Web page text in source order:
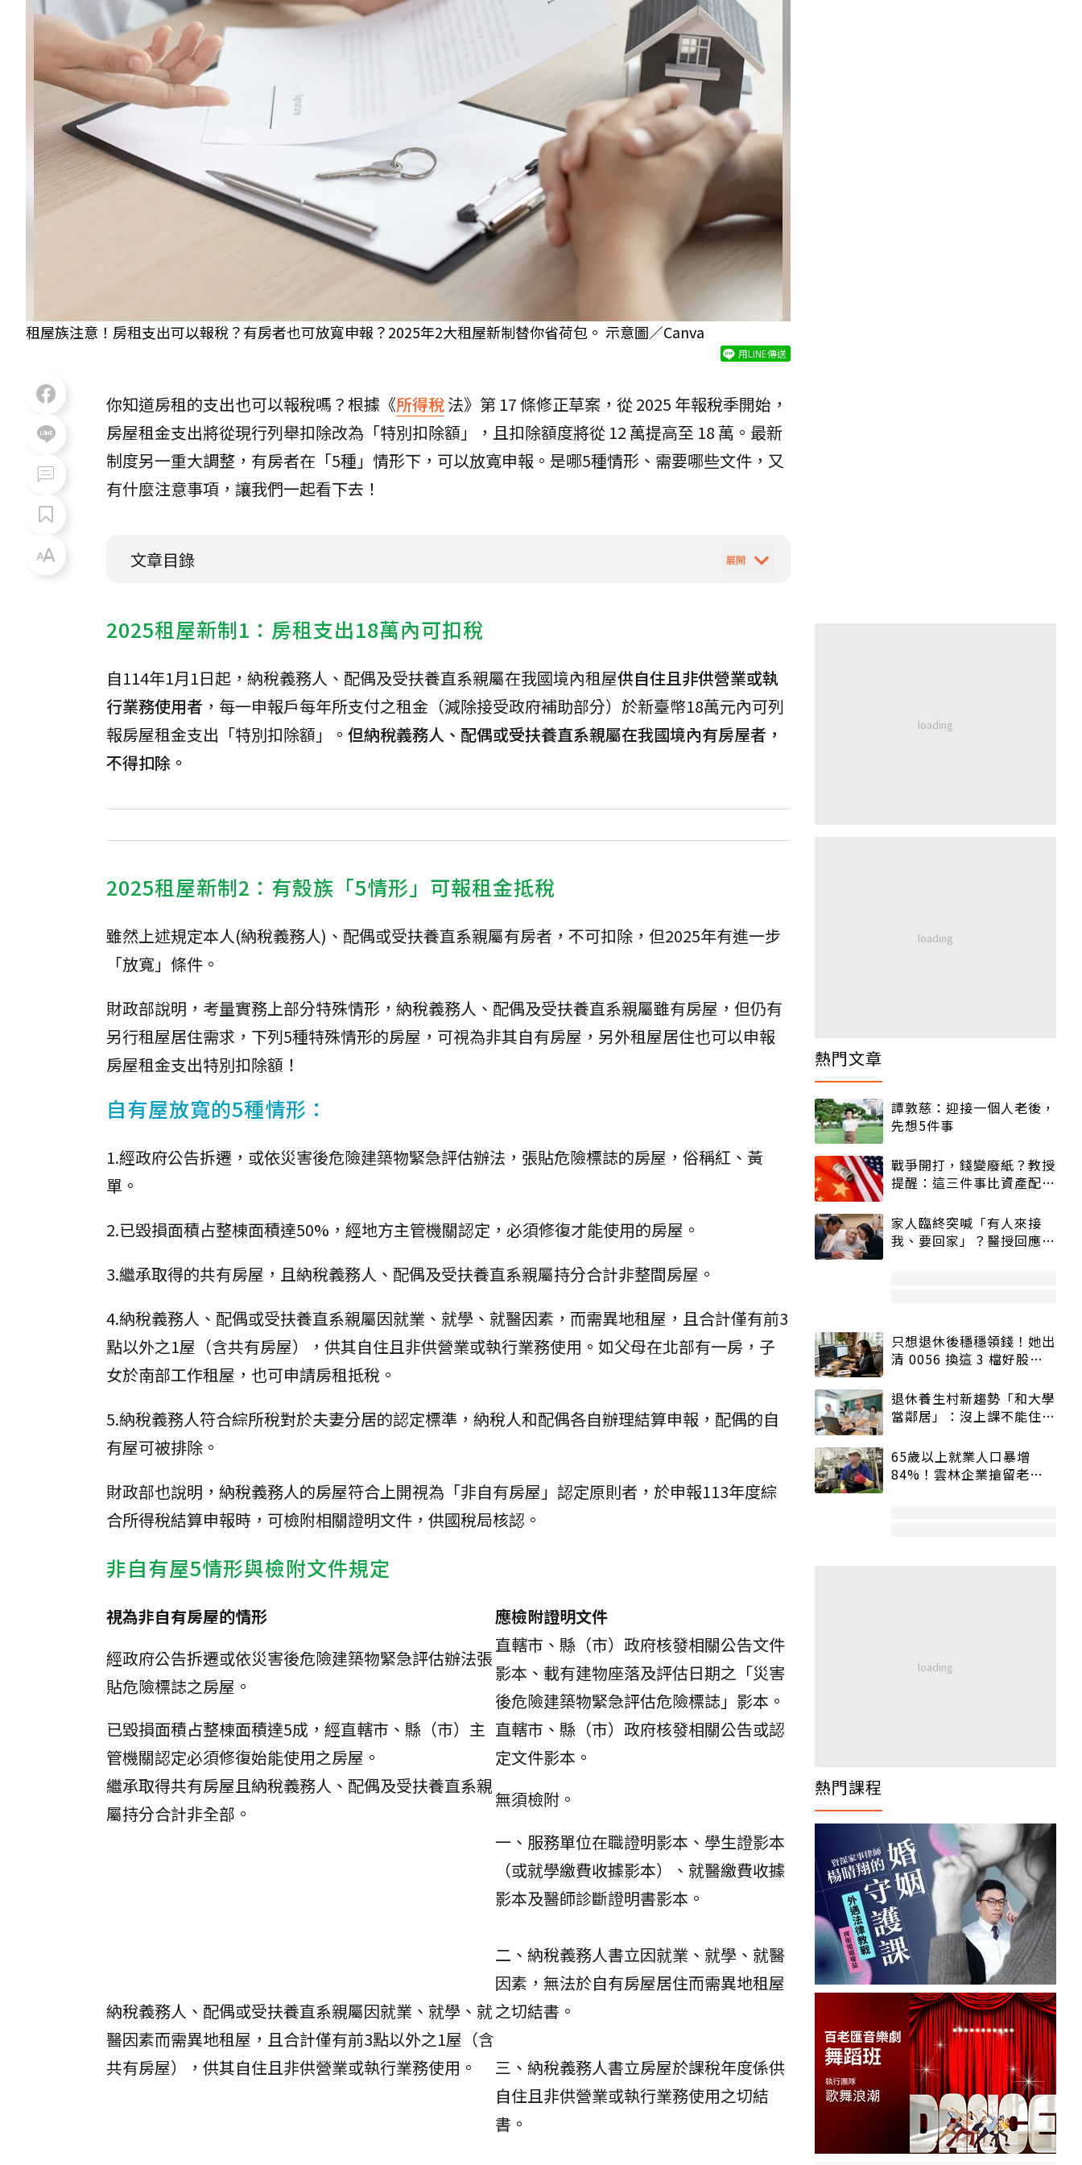
租屋族注意！房租支出可以報稅？有房者也可放寬申報？2025年2大租屋新制替你省荷包。 示意圖／Canva
用LINE傳送
你知道房租的支出也可以報稅嗎？根據《所得稅法》第 17 條修正草案，從 2025 年報稅季開始，
房屋租金支出將從現行列舉扣除改為「特別扣除額」，且扣除額度將從 12 萬提高至 18 萬。最新
制度另一重大調整，有房者在「5種」情形下，可以放寬申報。是哪5種情形、需要哪些文件，又
有什麼注意事項，讓我們一起看下去！
文章目錄
2025租屋新制1：房租支出18萬內可扣稅
自114年1月1日起，納稅義務人、配偶及受扶養直系親屬在我國境內租屋供自住且非供營業或執
行業務使用者 ，每一申報戶每年所支付之租金（減除接受政府補助部分）於新臺幣18萬元內可列
報房屋租金支出「特別扣除額」。 但納稅義務人、配偶或受扶養直系親屬在我國境內有房屋者，
不得扣除。
2025租屋新制2：有殼族「5情形」可報租金抵稅
雖然上述規定本人(納稅義務人)、配偶或受扶養直系親屬有房者，不可扣除，但2025年有進一步
「放寬」條件。
財政部說明，考量實務上部分特殊情形，納稅義務人、配偶及受扶養直系親屬雖有房屋，但仍有
另行租屋居住需求，下列5種特殊情形的房屋，可視為非其自有房屋，另外租屋居住也可以申報
房屋租金支出特別扣除額！
自有屋放寬的5種情形：
1.經政府公告拆遷，或依災害後危險建築物緊急評估辦法，張貼危險標誌的房屋，俗稱紅、黃
單。
2.已毀損面積占整棟面積達50%，經地方主管機關認定，必須修復才能使用的房屋。
3.繼承取得的共有房屋，且納稅義務人、配偶及受扶養直系親屬持分合計非整間房屋。
4.納稅義務人、配偶或受扶養直系親屬因就業、就學、就醫因素，而需異地租屋，且合計僅有前3
點以外之1屋（含共有房屋），供其自住且非供營業或執行業務使用。如父母在北部有一房，子
女於南部工作租屋，也可申請房租抵稅。
5.納稅義務人符合綜所稅對於夫妻分居的認定標準，納稅人和配偶各自辦理結算申報，配偶的自
有屋可被排除。
財政部也說明，納稅義務人的房屋符合上開視為「非自有房屋」認定原則者，於申報113年度綜
合所得稅結算申報時，可檢附相關證明文件，供國稅局核認。
非自有屋5情形與檢附文件規定
視為非自有房屋的情形
應檢附證明文件
經政府公告拆遷或依災害後危險建築物緊急評估辦法張
貼危險標誌之房屋。
直轄市、縣（市）政府核發相關公告文件
影本、載有建物座落及評估日期之「災害
後危險建築物緊急評估危險標誌」影本。
已毀損面積占整棟面積達5成，經直轄市、縣（市）主
管機關認定必須修復始能使用之房屋。
直轄市、縣（市）政府核發相關公告或認
定文件影本。
繼承取得共有房屋且納稅義務人、配偶及受扶養直系親
屬持分合計非全部。
無須檢附。
納稅義務人、配偶或受扶養直系親屬因就業、就學、就
醫因素而需異地租屋，且合計僅有前3點以外之1屋（含
共有房屋），供其自住且非供營業或執行業務使用。
一、服務單位在職證明影本、學生證影本
（或就學繳費收據影本）、就醫繳費收據
影本及醫師診斷證明書影本。
二、納稅義務人書立因就業、就學、就醫
因素，無法於自有房屋居住而需異地租屋
之切結書。
三、納稅義務人書立房屋於課稅年度係供
自住且非供營業或執行業務使用之切結
書。
熱門文章
譚敦慈：迎接一個人老後，
先想5件事
戰爭開打，錢變廢紙？教授
提醒：這三件事比資產配置
家人臨終突喊「有人來接
我、要回家」？醫授回應方
只想退休後穩穩領錢！她出
清 0056 換這 3 檔好股：
退休養生村新趨勢「和大學
當鄰居」：沒上課不能住、
65歲以上就業人口暴增
84%！雲林企業搶留老員
熱門課程